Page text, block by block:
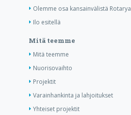
Olemme osa kansainvälistä Rotarya
Ilo esitellä
Mitä teemme
Mitä teemme
Nuorisovaihto
Projektit
Varainhankinta ja lahjoitukset
Yhteiset projektit